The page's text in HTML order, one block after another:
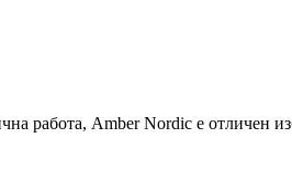
работа, Amber Nordic е отличен